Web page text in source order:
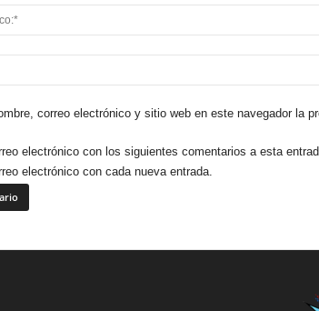
correo electrónico y sitio web en este navegador la
electrónico con los siguientes comentarios a esta
electrónico con cada nueva entrada.